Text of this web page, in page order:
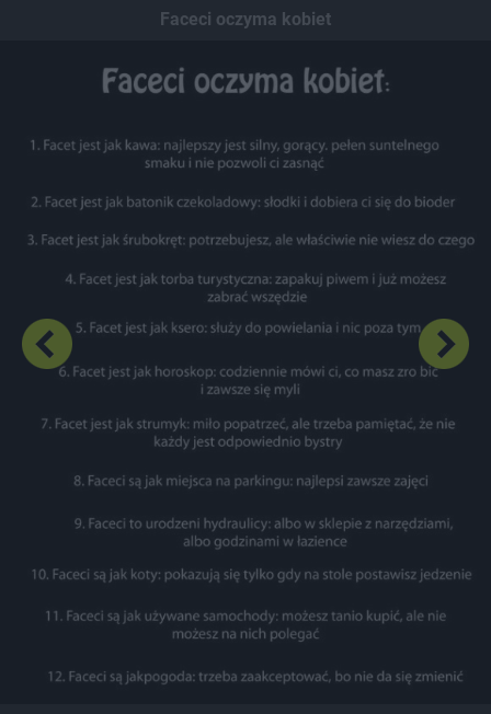
Faceci oczyma kobiet